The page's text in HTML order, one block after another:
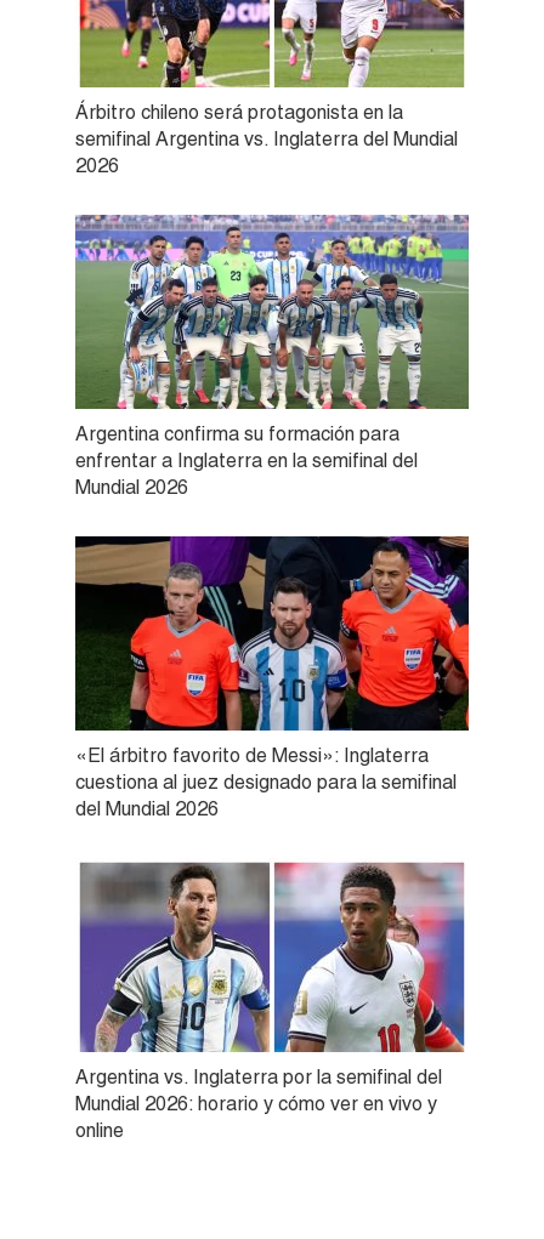
Árbitro chileno será protagonista en la
semifinal Argentina vs. Inglaterra del Mundial
2026
Argentina confirma su formación para
enfrentar a Inglaterra en la semifinal del
Mundial 2026
«El árbitro favorito de Messi»: Inglaterra
cuestiona al juez designado para la semifinal
del Mundial 2026
Argentina vs. Inglaterra por la semifinal del
Mundial 2026: horario y cómo ver en vivo y
online